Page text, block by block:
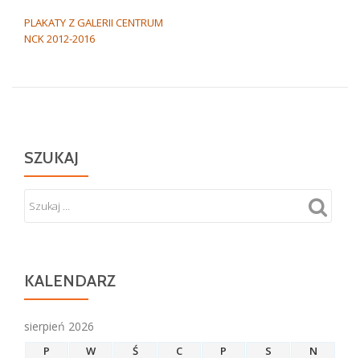
PLAKATY Z GALERII CENTRUM
NCK 2012-2016
SZUKAJ
KALENDARZ
sierpień 2026
P W Ś C P S
N